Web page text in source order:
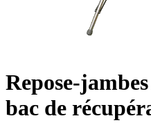
Repose-
bac de